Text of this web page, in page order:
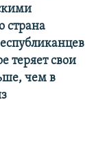
страна
теряет свои
чем в